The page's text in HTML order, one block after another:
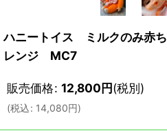
ハニートイス ミルクのみ赤
レンジ MC7
販売価格: 12,800円(税別)
(税込: 14,080円)